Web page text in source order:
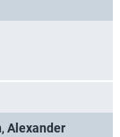
, Alexander